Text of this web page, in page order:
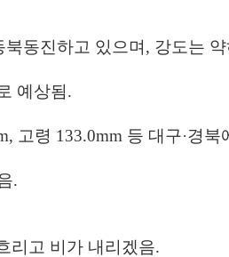
동진하고 있으며, 강도는
예상됨.
령 133.0mm 등 대구·경
.
리고 비가 내리겠음.